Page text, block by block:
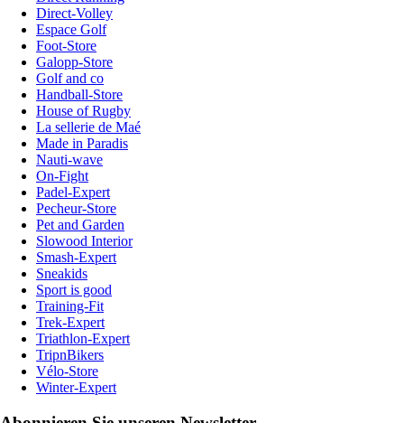
Direct-Volley
Espace Golf
Foot-Store
Galopp-Store
Golf and co
Handball-Store
House of Rugby
La sellerie de Maé
Made in Paradis
Nauti-wave
On-Fight
Padel-Expert
Pecheur-Store
Pet and Garden
Slowood Interior
Smash-Expert
Sneakids
Sport is good
Training-Fit
Trek-Expert
Triathlon-Expert
TripnBikers
Vélo-Store
Winter-Expert